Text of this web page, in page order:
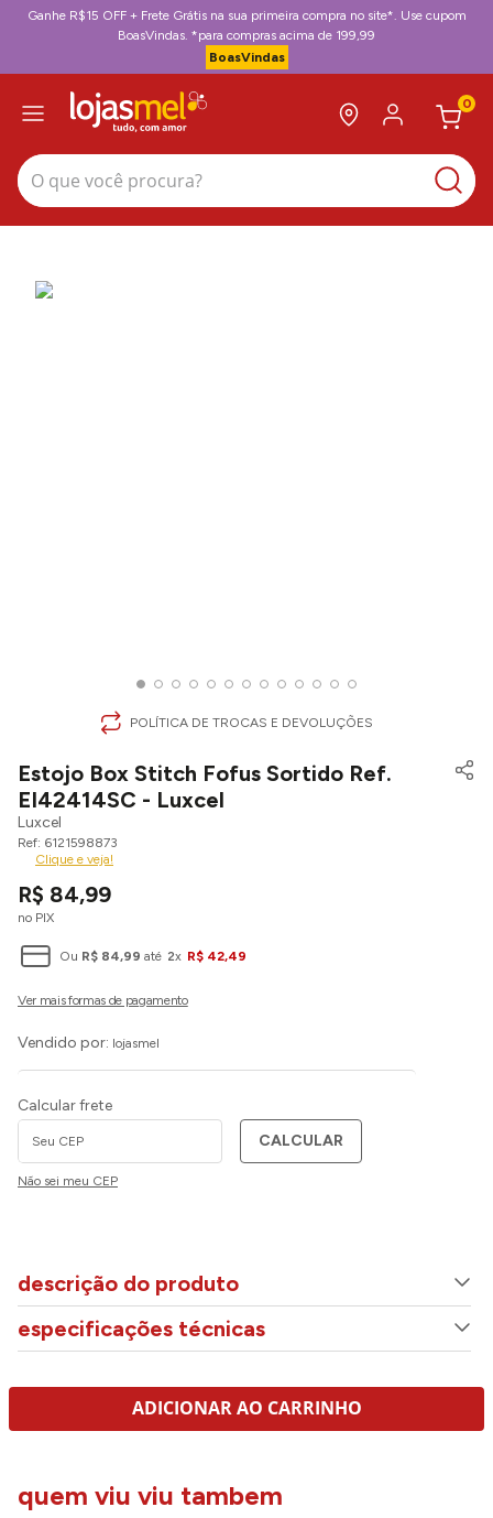
Ganhe R$15 OFF + Frete Grátis na sua primeira compra no site*. Use cupom
BoasVindas. *para compras acima de 199,99
BoasVindas
0
O que você procura?
POLÍTICA DE TROCAS E DEVOLUÇÕES
Estojo Box Stitch Fofus Sortido Ref.
EI42414SC - Luxcel
Luxcel
6121598873
Clique e veja!
R$ 84,99
no PIX
Ou R$ 84,99 até 2x R$ 42,49
Vendido por: lojasmel
Calcular frete
CALCULAR
Não sei meu CEP
descrição do produto
especificações técnicas
ADICIONAR AO CARRINHO
quem viu viu tambem